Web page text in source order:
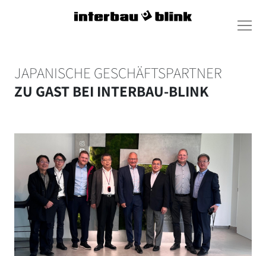
JAPANISCHE GESCHÄFTSPARTNER
ZU GAST BEI INTERBAU-BLINK